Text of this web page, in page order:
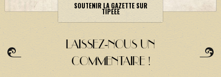
SOUTENIR LA GAZETTE SUR
TIPEEE
LAISSEZ-NOUS UN
COMMENTAIRE !